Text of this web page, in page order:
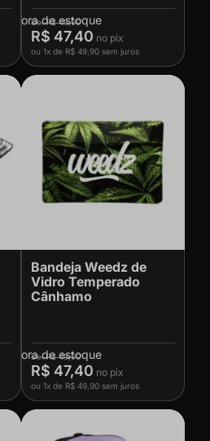
R$ 49,90
R$ 47,40
ou 1x de R$ 49,90 sem juros
Fora de estoque
Bandeja Weedz de
Vidro Temperado
Cânhamo
R$ 49,90
R$ 47,40
ou 1x de R$ 49,90 sem juros
Fora de estoque